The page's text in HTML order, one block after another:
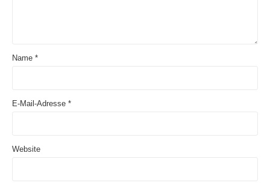
Name *
E-Mail-Adresse *
Website